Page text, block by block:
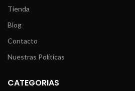
Tienda
Blog
Contacto
Nuestras Políticas
CATEGORIAS